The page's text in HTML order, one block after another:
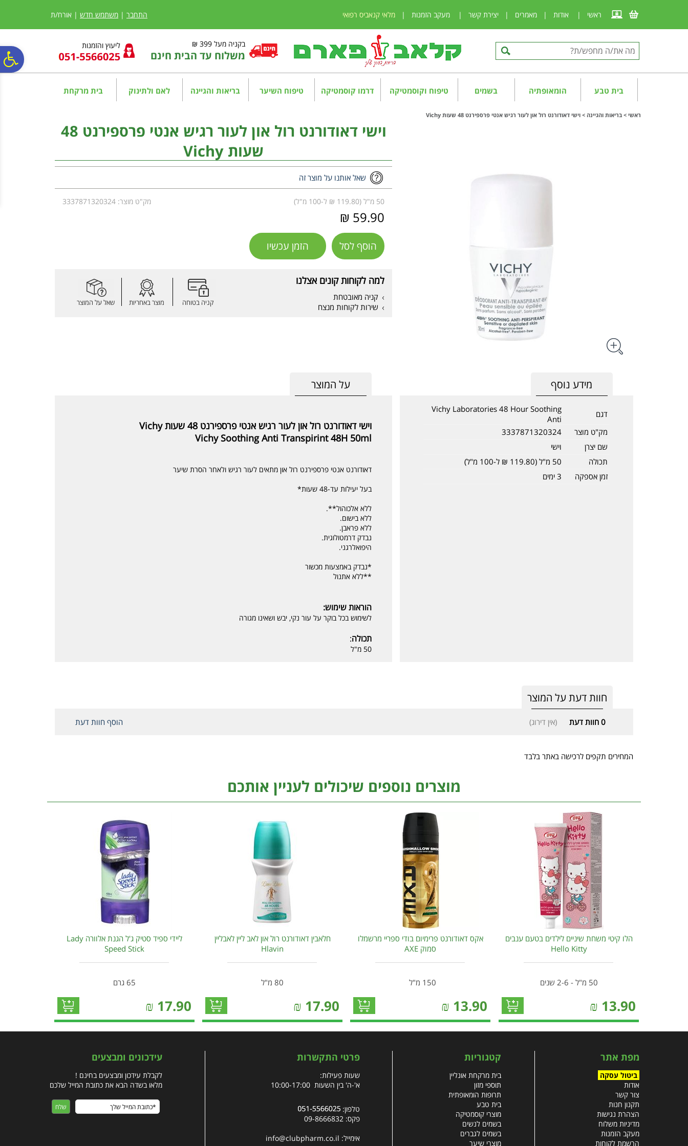
נגישות
אתר
המרכזי
ראשי | אודות | מאמרים | יצירת קשר | מעקב הזמנות | מלאי קנאביס רפואי התחבר | משתמש חדש | אורח/ת
בקניה מעל 399 ₪
משלוח עד הבית חינם
ליעוץ והזמנות
בית טבע הומאופתיה בשמים טיפוח וקוסמטיקה דרמו קוסמטיקה טיפוח השיער בריאות והגיינה לאם ולתינוק בית מרקחת
ראשי > בריאות והגיינה > וישי דאודורנט רול און לעור רגיש אנטי פרספירנט 48 שעות Vichy
וישי דאודורנט רול און לעור רגיש אנטי פרספירנט 48
שעות Vichy
שאל אותנו על מוצר זה
50 מ"ל (119.80 ₪ ל-100 מ"ל) מק"ט מוצר: 3337871320324
59.90 ₪
הוסף לסל הזמן עכשיו
למה לקוחות קונים אצלנו
קניה מאובטחת
שירות לקוחות מנצח
קניה בטוחה מוצר באחריות שאל על המוצר
על המוצר
וישי דאודורנט רול און לעור רגיש אנטי פרספירנט 48 שעות Vichy
Vichy Soothing Anti Transpirint 48H 50ml
דאודורנט אנטי פרספירנט רול און מתאים לעור רגיש ולאחר הסרת שיער
בעל יעילות עד-48 שעות*
ללא אלכוהול**.
ללא בישום.
ללא פראבן.
נבדק דרמטולוגית.
היפואלרגני.
*נבדק באמצעות מכשור
**ללא אתנול
הוראות שימוש:
לשימוש בכל בוקר על עור נקי, יבש ושאינו מגורה
תכולה:
50 מ"ל
מידע נוסף
דגם
Vichy Laboratories 48 Hour Soothing
Anti
מק"ט מוצר
3337871320324
שם יצרן
וישי
תכולה
50 מ"ל (119.80 ₪ ל-100 מ"ל)
זמן אספקה
3 ימים
חוות דעת על המוצר
0 חוות דעת (אין דירוג) הוסף חוות דעת
המחירים תקפים לרכישה באתר בלבד
מוצרים נוספים שיכולים לעניין אותכם
הלו קיטי משחת שיניים לילדים בטעם ענבים
Hello Kitty
50 מ"ל - 2-6 שנים
13.90
₪
אקס דאודורנט פרימיום בודי ספריי מרשמלו
סמוק AXE
150 מ"ל
13.90
₪
חלאבין דאודורנט רול און לאב ליין לאבליין
Hlavin
80 מ"ל
17.90
₪
ליידי ספיד סטיק ג'ל הגנת אלוורה Lady
Speed Stick
65 גרם
17.90
₪
מפת אתר
ביטול עסקה
אודות
צור קשר
תקנון חנות
הצהרת נגישות
מדיניות משלוח
מעקב הזמנות
הרשמת לקוחות
קטגוריות
בית מרקחת אונליין
תוספי מזון
תרופות הומאופתית
בית טבע
מוצרי קוסמטיקה
בשמים לנשים
בשמים לגברים
מוצרי שיער
פרטי התקשרות
שעות פעילות:
א'-ה' בין השעות 10:00-17:00
טלפון:
פקס: 09-8666832
אימייל: info@clubpharm.co.il
עידכונים ומבצעים
לקבלת עידכון ומבצעים בחינם !
מלאו בשדה הבא את כתובת המייל שלכם